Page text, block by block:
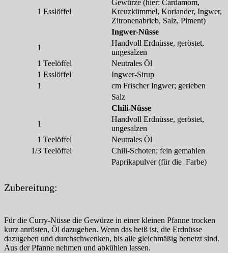
1 Esslöffel
Gewürze (hier: Cardamom,
Kreuzkümmel, Koriander, Ingwer,
Zitronenabrieb, Salz, Piment)
Ingwer-Nüsse
1
Handvoll Erdnüsse, geröstet,
ungesalzen
1 Teelöffel
Neutrales Öl
1 Esslöffel
Ingwer-Sirup
1
cm Frischer Ingwer; gerieben
Salz
Chili-Nüsse
1
Handvoll Erdnüsse, geröstet,
ungesalzen
1 Teelöffel
Neutrales Öl
1/3 Teelöffel
Chili-Schoten; fein gemahlen
Paprikapulver (für die Farbe)
Zubereitung:
Für die Curry-Nüsse die Gewürze in einer kleinen Pfanne trocken
kurz anrösten, Öl dazugeben. Wenn das heiß ist, die Erdnüsse
dazugeben und durchschwenken, bis alle gleichmäßig benetzt sind.
Aus der Pfanne nehmen und abkühlen lassen.